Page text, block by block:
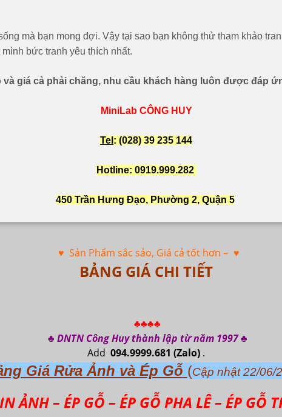
mà bạn mong đợi. Vậy tại sao bạn không thử tham khảo
bức tranh yêu thích nhất.
giá cả phải chăng, nhu cầu khách hàng luôn được đáp
MiniLab CÔNG HUY
Tel : (028) 39 235 144
Hotline: 0919.999.282
450 Trần Hưng Đạo, Phường 2, Quận 5
♥ Sản Phẩm sắc sảo, Giá cả tốt hơn – ♥
BẢNG GIÁ CHI TIẾT
♣♣♣♣
♣ DNTN Công Huy thành lập từ năm 1997 ♣
Add 094.9999.681 (Zalo) .
Giá Rửa Ảnh và Ép Gỗ (Cập nhật 22/06/
ẢNH – ÉP GỖ – ÉP GỖ PHA LÊ – ÉP GỖ